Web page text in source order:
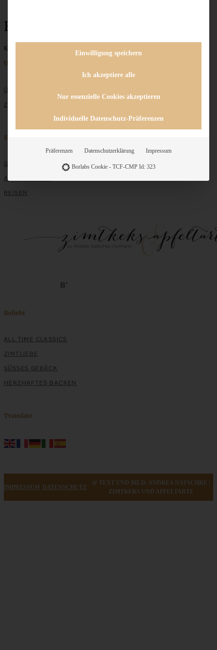
Hefesonne
Keine Beiträge gefunden
Unternehmen
ÜBER MICH
ZUSAMMENARBEIT
Entdecken
GRUNDLAGEN
ALLE REZEPTE
REISEN
Beliebt
ALL TIME CLASSICS
ZIMTLIEBE
SÜSSES GEBÄCK
HERZHAFTES BACKEN
Translate
IMPRESSUM DATENSCHUTZ
@ TEXT UND BILD: ANDREA NATSCHKE |
ZIMTKEKS UND APFELTARTE
Einwilligung speichern
Ich akzeptiere alle
Nur essenzielle Cookies akzeptieren
Individuelle Datenschutz-Präferenzen
Präferenzen Datenschutzerklärung Impressum
Borlabs Cookie - TCF-CMP Id: 323